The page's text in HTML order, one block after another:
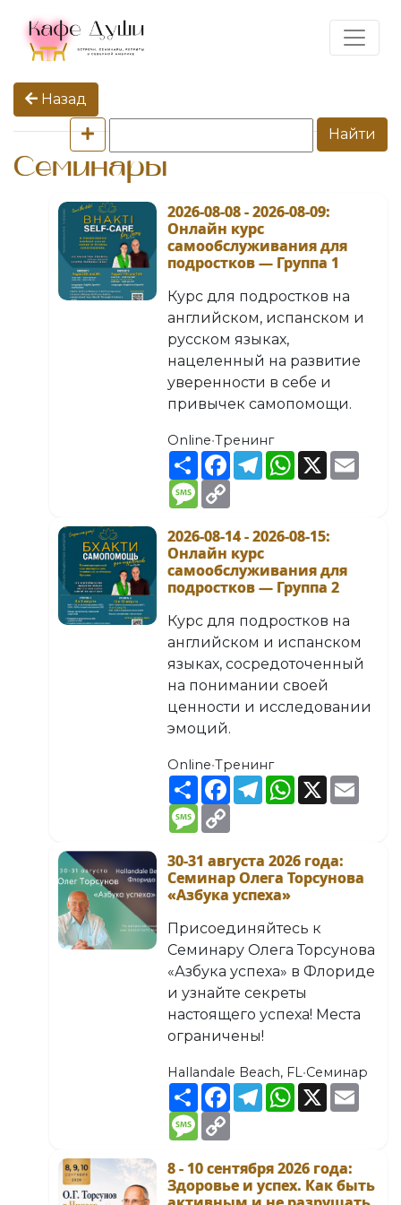
Назад
Найти
Семинары
2026-08-08 - 2026-08-09:
Онлайн курс
самообслуживания для
подростков — Группа 1
Курс для подростков на
английском, испанском и
русском языках,
нацеленный на развитие
уверенности в себе и
привычек самопомощи.
Online•Тренинг
ShareFacebookTelegramWhatsApp
X
Message
2026-08-14 - 2026-08-15:
Онлайн курс
самообслуживания для
подростков — Группа 2
Курс для подростков на
английском и испанском
языках, сосредоточенный
на понимании своей
ценности и исследовании
эмоций.
Online•Тренинг
ShareFacebookTelegramWhatsApp
X
Message
30-31 августа 2026 года:
Семинар Олега Торсунова
«Азбука успеха»
Присоединяйтесь к
Семинару Олега Торсунова
«Азбука успеха» в Флориде
и узнайте секреты
настоящего успеха! Места
ограничены!
Hallandale Beach, FL•Семинар
ShareFacebookTelegramWhatsApp
X
Message
8 - 10 сентября 2026 года:
Здоровье и успех. Как быть